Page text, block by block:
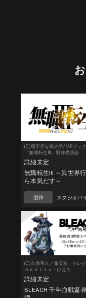
(C)理不尽な孫の手/MFブッ
「無職転生Ⅲ」製作委員会
詳細未定
無職転生Ⅲ ～異世界
ら本気だす～
製作 スタジオバ
(C)久保帯人／集英社・テレビ
ｄｅｎｔｓｕ・ぴえろ
詳細未定
BLEACH 千年血戦篇-